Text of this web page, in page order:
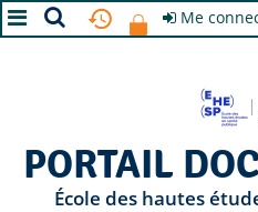
Me
PORTAIL
École des hautes